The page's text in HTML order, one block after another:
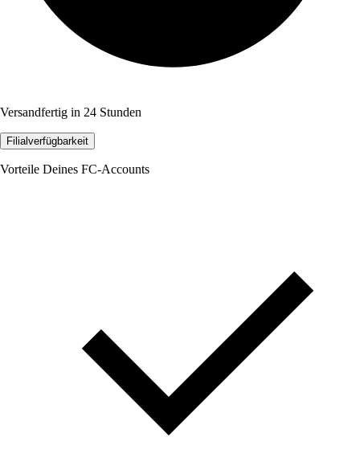
Versandfertig in 24 Stunden
Filialverfügbarkeit
Vorteile Deines FC-Accounts